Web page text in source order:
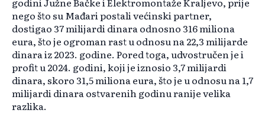
nego što su Mađari postali većinski partner,
dostigao 37 milijardi dinara odnosno 316 miliona
eura, što je ogroman rast u odnosu na 22,3 milijarde
dinara iz 2023. godine. Pored toga, udvostručen je i
profit u 2024. godini, koji je iznosio 3,7 milijardi
dinara, skoro 31,5 miliona eura, što je u odnosu na 1,7
milijardi dinara ostvarenih godinu ranije velika
razlika.